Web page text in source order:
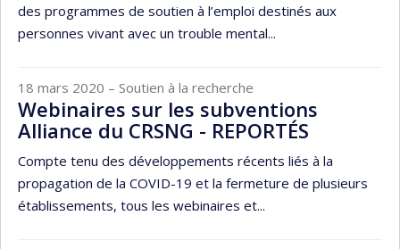
des programmes de soutien à l’emploi destinés aux
personnes vivant avec un trouble mental...
18 mars 2020 – Soutien à la recherche
Webinaires sur les subventions
Alliance du CRSNG - REPORTÉS
Compte tenu des développements récents liés à la
propagation de la COVID-19 et la fermeture de plusieurs
établissements, tous les webinaires et...